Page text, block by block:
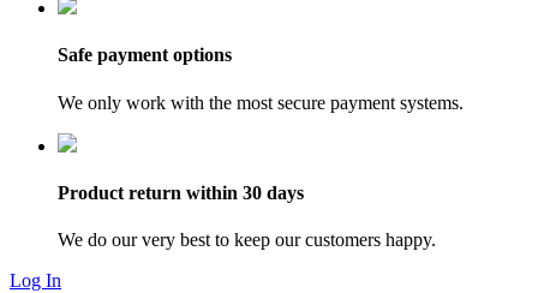
Safe payment options
We only work with the most secure payment systems.
Product return within 30 days
We do our very best to keep our customers happy.
Log In